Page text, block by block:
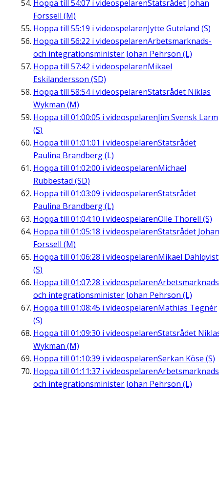
Hoppa till 54:07 i videospelarenStatsrådet Johan
Forssell (M)
Hoppa till 55:19 i videospelarenJytte Guteland (S)
Hoppa till 56:22 i videospelarenArbetsmarknads-
och integrationsminister Johan Pehrson (L)
Hoppa till 57:42 i videospelarenMikael
Eskilandersson (SD)
Hoppa till 58:54i videospelarenStatsrådet Niklas
Wykman (M)
Hoppa till 01:00:05 i videospelarenJim Svensk Larm
(S)
Hoppa till 01:01:01 i videospelarenStatsrådet
Paulina Brandberg (L)
Hoppa till 01:02:00 i videospelarenMichael
Rubbestad (SD)
Hoppa till 01:03:09 i videospelarenStatsrådet
Paulina Brandberg (L)
Hoppa till 01:04:10 i videospelarenOlle Thorell (S)
Hoppa till 01:05:18 i videospelarenStatsrådet Johan
Forssell (M)
Hoppa till 01:06:28 i videospelarenMikael Dahlqvist
(S)
Hoppa till 01:07:28 i videospelaren
och integrationsminister Johan Pehrson (L)
Hoppa till 01:08:45 i videospelarenMathias Tegnér
(S)
Hoppa till 01:09:30 i videospelarenStatsrådet
Wykman (M)
Hoppa till 01:10:39 i videospelarenSerkan Köse (S)
Hoppa till 01:11:37 i videospelaren
och integrationsminister Johan Pehrson (L)